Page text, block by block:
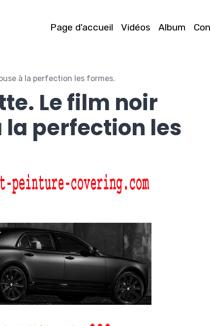
Page d'accueil Vidéos Album
à la perfection les formes.
Le film noir
la perfection les